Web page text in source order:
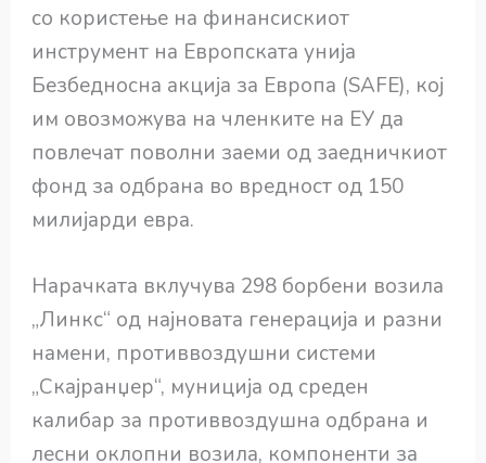
со користење на финансискиот
инструмент на Европската унија
Безбедносна акција за Европа (SAFE), кој
им овозможува на членките на ЕУ да
повлечат поволни заеми од заедничкиот
фонд за одбрана во вредност од 150
милијарди евра.
Нарачката вклучува 298 борбени возила
„Линкс“ од најновата генерација и разни
намени, противвоздушни системи
„Скајранџер“, муниција од среден
калибар за противвоздушна одбрана и
лесни оклопни возила, компоненти за